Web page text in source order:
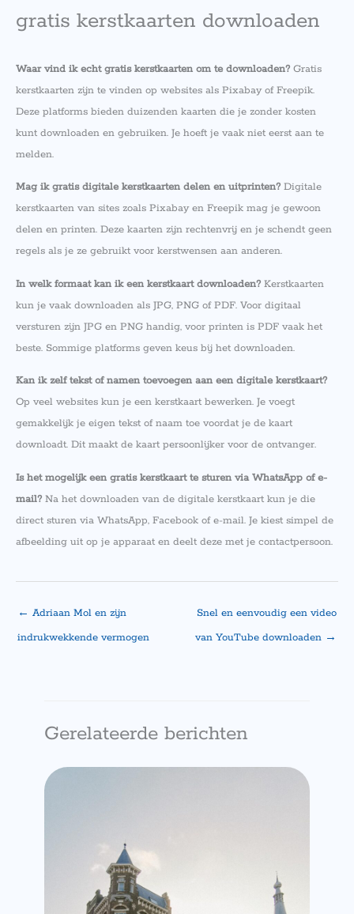
gratis kerstkaarten downloaden
Waar vind ik echt gratis kerstkaarten om te downloaden? Gratis
kerstkaarten zijn te vinden op websites als Pixabay of Freepik.
Deze platforms bieden duizenden kaarten die je zonder kosten
kunt downloaden en gebruiken. Je hoeft je vaak niet eerst aan te
melden.
Mag ik gratis digitale kerstkaarten delen en uitprinten? Digitale
kerstkaarten van sites zoals Pixabay en Freepik mag je gewoon
delen en printen. Deze kaarten zijn rechtenvrij en je schendt geen
regels als je ze gebruikt voor kerstwensen aan anderen.
In welk formaat kan ik een kerstkaart downloaden? Kerstkaarten
kun je vaak downloaden als JPG, PNG of PDF. Voor digitaal
versturen zijn JPG en PNG handig, voor printen is PDF vaak het
beste. Sommige platforms geven keus bij het downloaden.
Kan ik zelf tekst of namen toevoegen aan een digitale kerstkaart?
Op veel websites kun je een kerstkaart bewerken. Je voegt
gemakkelijk je eigen tekst of naam toe voordat je de kaart
downloadt. Dit maakt de kaart persoonlijker voor de ontvanger.
Is het mogelijk een gratis kerstkaart te sturen via WhatsApp of e-
mail? Na het downloaden van de digitale kerstkaart kun je die
direct sturen via WhatsApp, Facebook of e-mail. Je kiest simpel de
afbeelding uit op je apparaat en deelt deze met je contactpersoon.
← Adriaan Mol en zijn
indrukwekkende vermogen
Snel en eenvoudig een video
van YouTube downloaden →
Gerelateerde berichten